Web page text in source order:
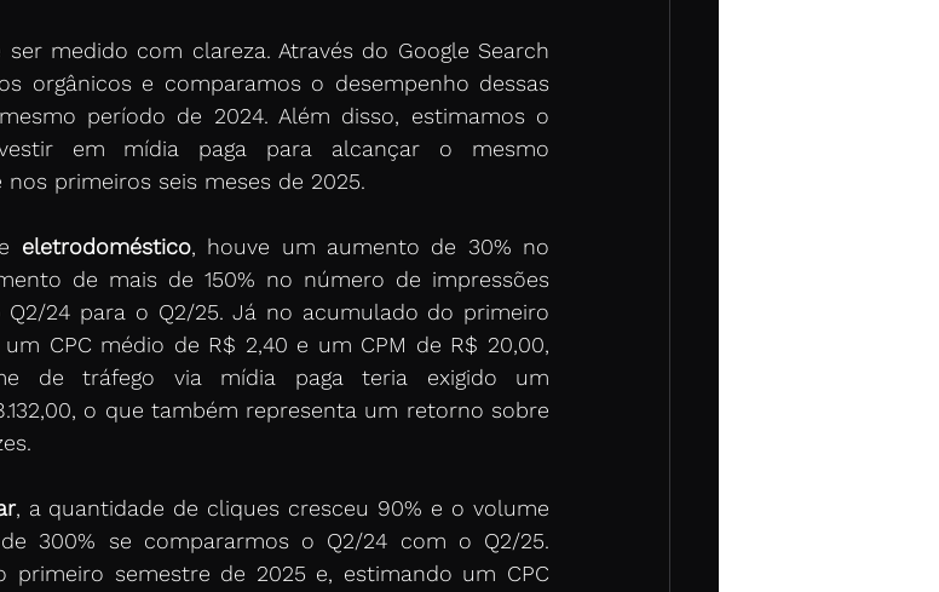
medido com clareza. Através do Google Search
orgânicos e comparamos o desempenho dessas
período de 2024. Além disso, estimamos o
em mídia paga para alcançar o mesmo
primeiros seis meses de 2025.
eletrodoméstico, houve um aumento de 30% no
de mais de 150% no número de impressões
24 para o Q2/25. Já no acumulado do primeiro
CPC médio de R$ 2,40 e um CPM de R$ 20,00,
de tráfego via mídia paga teria exigido um
o que também representa um retorno sobre
, a quantidade de cliques cresceu 90% e o volume
300% se compararmos o Q2/24 com o Q2/25.
primeiro semestre de 2025 e, estimando um CPC